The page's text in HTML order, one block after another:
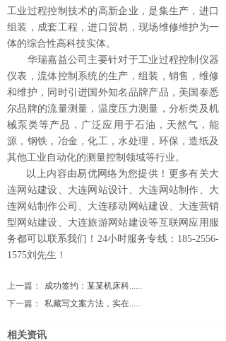
工业过程控制技术的高新企业，是集生产，进口
组装，成套工程，进口贸易，现场维修维护为一
体的综合性高科技实体。
华瑞嘉益公司主要针对于工业过程控制仪器
仪表，流体控制系统的生产，组装，销售，维修
和维护，同时引进国外知名品牌产品，美国泰悉
尔品牌的流量测量，温度压力测量，分析类及机
械泵类等产品，广泛应用于石油，天然气，能
源，钢铁，冶金，化工，水处理，环保，造纸及
其他工业自动化的测量控制领域等行业。
以上内容由易优网络为您提供！更多有关大
连网站建设、 大连网站设计、 大连网站制作、 大
连网站制作公司 、 大连移动网站建设、 大连营销
型网站建设、 大连旅游网站建设等互联网应用服
务都可以联系我们！24小时服务专线：185-2556-
1575刘先生！
上一篇：
成功签约：某某机床科......
下一篇：
私藏写文案方法，实在......
相关资讯